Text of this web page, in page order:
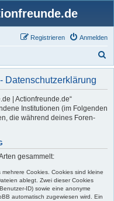
Anmelden
Registrieren
u
Datenschutzerklärung
| Actionfreunde.de“
Institutionen (im Folgenden
die während deines Foren-
gesammelt:
Cookies. Cookies sind kleine
ablegt. Zwei dieser Cookies
ID) sowie eine anonyme
automatisch zugewiesen wird. Ein